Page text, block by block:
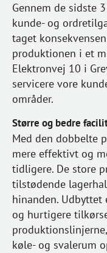
Gennem de sidste
kunde- og
taget
produktionen i et
Elektronvej 10 i
servicere vore
områder.
Større og bedre
Med den dobbelte
mere effektivt og
tidligere. De store
tilstødende
hinanden. Udbyttet
og hurtigere
køle- og svalerum